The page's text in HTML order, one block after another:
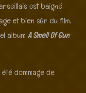
est baigné
et bien sûr du film,
albumA Smell Of Gun
dommage de